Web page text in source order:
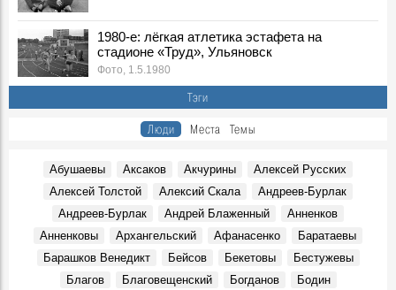
Тутта Ларсен в Ульяновске: «Мое имя – это название
моей профессии»
События, 6 Августа 2023
Екатерина Гусева в Ульяновске: «Ольга из «Бригады»
Герои, 6 Августа 2023
В ульяновском музее покажут старинные рукописные
События, 6 Августа 2024
У ансамбля «Волга» новый художественный
руководитель
На открытие сезона в Ульяновском театре драмы
театралов ждёт «Кара…»
События, 6 Августа 2025
1980-е: лёгкая атлетика эстафета на
стадионе «Труд», Ульяновск
Фото, 1.5.1980
Тэги
Люди Места Темы
Абушаевы Аксаков Акчурины
Алексей Русских
Алексей Толстой
Алексий Скала
Андреев-Бурлак
Андреев-Бурлак
Андрей Блаженный
Анненков
Анненковы
Архангельский Афанасенко
Баратаевы
Барашков Венедикт
Бейсов Бекетовы
Бестужевы
Благов
Благовещенский Богданов
Бодин